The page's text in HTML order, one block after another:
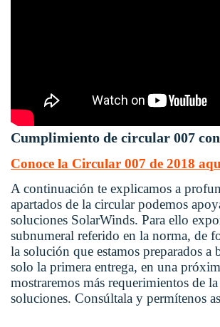
Cumplimiento de circular 007
Conoce la Circular 007 de 2018
A continuación te explicamos a
apartados de la circular podemos
soluciones SolarWinds. Para ello
subnumeral referido en la norma, de
la solución que estamos preparados a
solo la primera entrega, en una
mostraremos más requerimientos de
soluciones. Consúltala y permítenos